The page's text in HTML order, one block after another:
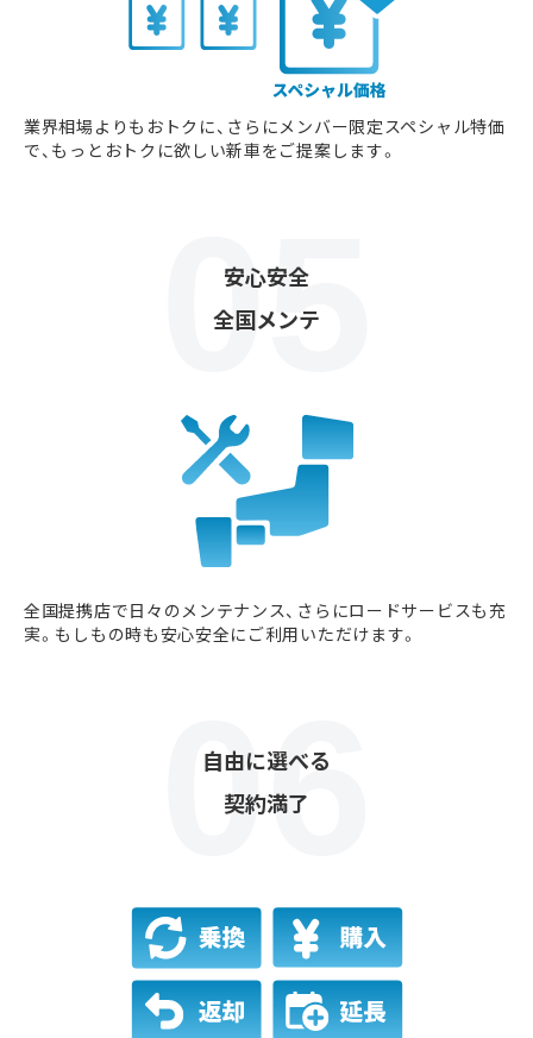
業界相場よりもおトクに、さらにメンバー限定スペシャル特価
で、もっとおトクに欲しい新車をご提案します。
安心安全
全国メンテ
全国提携店で日々のメンテナンス、さらにロードサービスも充
実。もしもの時も安心安全にご利用いただけます。
自由に選べる
契約満了